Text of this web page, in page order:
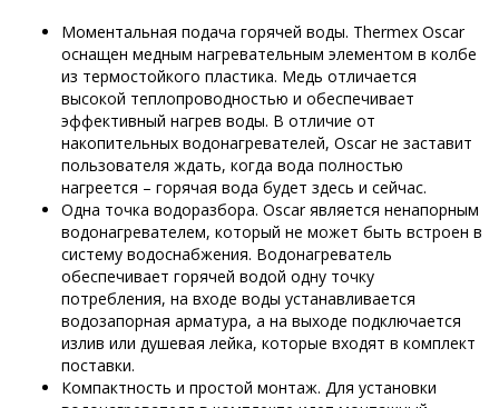
Моментальная подача горячей воды. Thermex Oscar
оснащен медным нагревательным элементом в колбе
из термостойкого пластика. Медь отличается
высокой теплопроводностью и обеспечивает
эффективный нагрев воды. В отличие от
накопительных водонагревателей, Oscar не заставит
пользователя ждать, когда вода полностью
нагреется – горячая вода будет здесь и сейчас.
Одна точка водоразбора. Oscar является ненапорным
водонагревателем, который не может быть встроен в
систему водоснабжения. Водонагреватель
обеспечивает горячей водой одну точку
потребления, на входе воды устанавливается
водозапорная арматура, а на выходе подключается
излив или душевая лейка, которые входят в комплект
поставки.
Компактность и простой монтаж. Для установки